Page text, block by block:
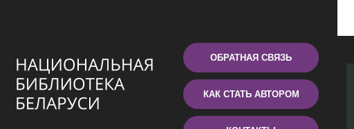
ОБРАТНАЯ СВЯЗЬ
КАК СТАТЬ АВТОРОМ